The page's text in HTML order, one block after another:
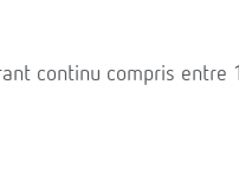
continu compris